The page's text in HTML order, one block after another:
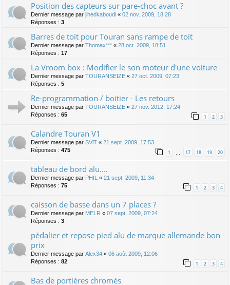
Position des capteurs sur pare-choc avant ?
Dernier message par jihedkaboudi « 02 nov. 2009, 18:28
Réponses : 3
Barres de toit pour Touran sans rampe de toit
Dernier message par Thomax*** « 28 oct. 2009, 18:51
Réponses : 17
La Vroom box : Modifier le son moteur d'une voiture
Dernier message par TOURANSEIZE « 27 oct. 2009, 07:23
Réponses : 5
Re-programmation / boitier - Les retours
Dernier message par TOURANSEIZE « 27 nov. 2012, 17:24
Réponses : 65 1 2 3
Calandre Touran V1
Dernier message par SViT « 21 sept. 2009, 17:53
Réponses : 475 1 … 17 18 19 20
tableau de bord alu....
Dernier message par PHIL « 21 sept. 2009, 11:34
Réponses : 75 1 2 3 4
caisson de basse dans un 7 places ?
Dernier message par MELR « 07 sept. 2009, 07:24
Réponses : 3
pédalier et repose pied alu de marque allemande bon
prix
Dernier message par Alex34 « 06 août 2009, 12:06
Réponses : 82 1 2 3 4
Bas de portières chromés